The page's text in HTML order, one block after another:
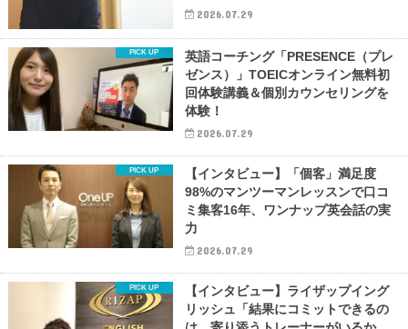
2026.07.29
英語コーチング「PRESENCE（プレ
ゼンス）」TOEICオンライン無料初
回体験講義＆個別カウンセリングを
体験！
2026.07.29
【インタビュー】「個客」満足度
98%のマンツーマンレッスンで口コ
ミ集客16年、ワンナップ英会話の実
力
2026.07.29
【インタビュー】ライザップイング
リッシュ「結果にコミットできるの